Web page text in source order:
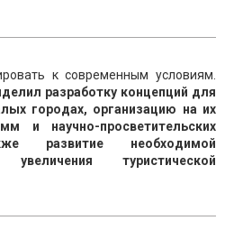
к современным условиям.
разработку концепций для
городах, организацию на их
и научно-просветительских
развитие необходимой
туристической